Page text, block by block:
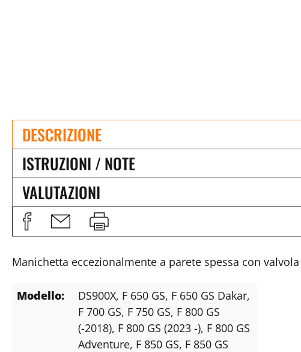
DESCRIZIONE
ISTRUZIONI / NOTE
VALUTAZIONI
Manichetta eccezionalmente a parete spessa con
Modello: DS900X, F 650 GS, F 650 GS Dakar,
F 700 GS, F 750 GS, F 800 GS
(-2018), F 800 GS (2023 -), F 800 GS
Adventure, F 850 GS, F 850 GS